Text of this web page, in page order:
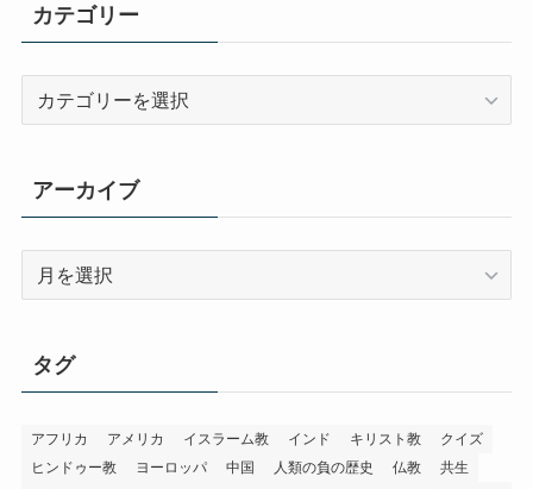
カテゴリー
リ
ー
アーカイブ
ブ
タグ
アフリカ アメリカ イスラーム教 インド キリスト教
クイズ
ヒンドゥー教
ヨーロッパ 中国 人類の負の歴史 仏教
共生